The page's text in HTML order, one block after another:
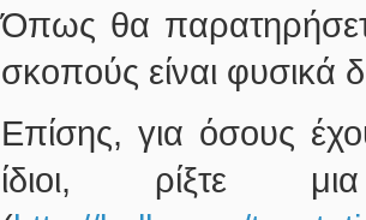
Όπως θα
σκοπούς είναι φυσικά
Επίσης, για όσους
ίδιοι, ρίξτε